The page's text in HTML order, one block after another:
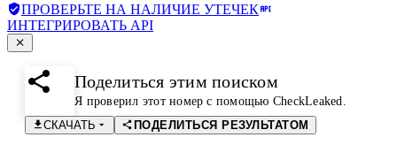
ПРОВЕРЬТЕ НА НАЛИЧИЕ УТЕЧЕК
ИНТЕГРИРОВАТЬ API
Поделиться этим поиском
Я проверил этот номер с помощью CheckLeaked.
СКАЧАТЬ
ПОДЕЛИТЬСЯ РЕЗУЛЬТАТОМ